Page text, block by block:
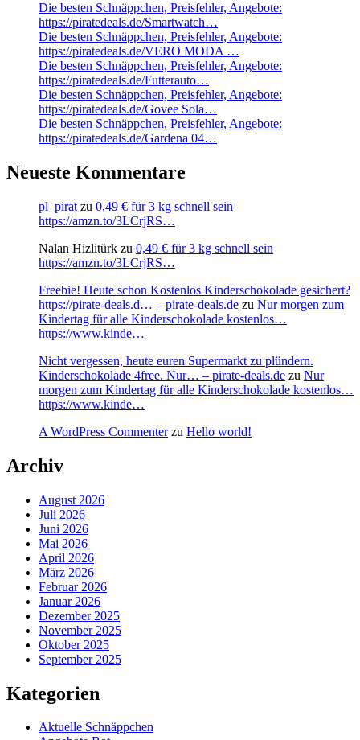
Die besten Schnäppchen, Preisfehler, Angebote:
https://piratedeals.de/Smartwatch…
Die besten Schnäppchen, Preisfehler, Angebote:
https://piratedeals.de/VERO MODA …
Die besten Schnäppchen, Preisfehler, Angebote:
https://piratedeals.de/Futterauto…
Die besten Schnäppchen, Preisfehler, Angebote:
https://piratedeals.de/Govee Sola…
Die besten Schnäppchen, Preisfehler, Angebote:
https://piratedeals.de/Gardena 04…
Neueste Kommentare
pl_pirat zu 0,49 € für 3 kg schnell sein
https://amzn.to/3LCrjRS…
Nalan Hizlitürk zu 0,49 € für 3 kg schnell sein
https://amzn.to/3LCrjRS…
Freebie! Heute schon Kostenlos Kinderschokolade gesichert?
https://pirate-deals.d… – pirate-deals.de zu Nur morgen zum
Kindertag für alle Kinderschokolade kostenlos…
https://www.kinde…
Nicht vergessen, heute euren Supermarkt zu plündern.
Kinderschokolade 4free. Nur… – pirate-deals.de zu Nur
morgen zum Kindertag für alle Kinderschokolade kostenlos…
https://www.kinde…
A WordPress Commenterzu Hello world!
Archiv
August 2026
Juli 2026
Juni 2026
Mai 2026
April 2026
März 2026
Februar 2026
Januar 2026
Dezember 2025
November 2025
Oktober 2025
September 2025
Kategorien
Aktuelle Schnäppchen